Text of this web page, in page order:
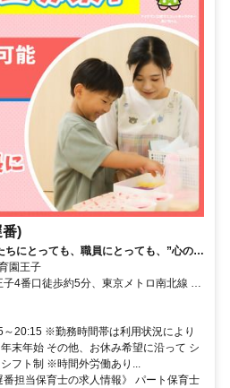
)
にとっても、職員にとっても、”心の基
す！
園王子
4番口徒歩約5分、東京メトロ南北線 王
線 王子駅前北口(東)徒歩約6分
20:15 ※勤務時間帯は利用状況により
末年始 その他、お休み希望に沿って シ
フト制 ※時間外労働あり...
担当保育士の求人情報》 パート保育士